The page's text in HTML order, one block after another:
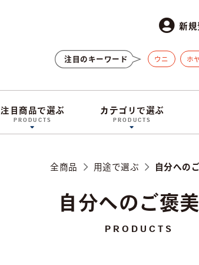
新規
注目のキーワード ウニ ホ
注目商品で選ぶ
PRODUCTS
カテゴリで選ぶ
PRODUCTS
全商品 用途で選ぶ 自分への
自分へのご褒